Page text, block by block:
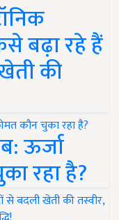
बढ़ा रहे हैं
की
ऊर्जा
रहा है?